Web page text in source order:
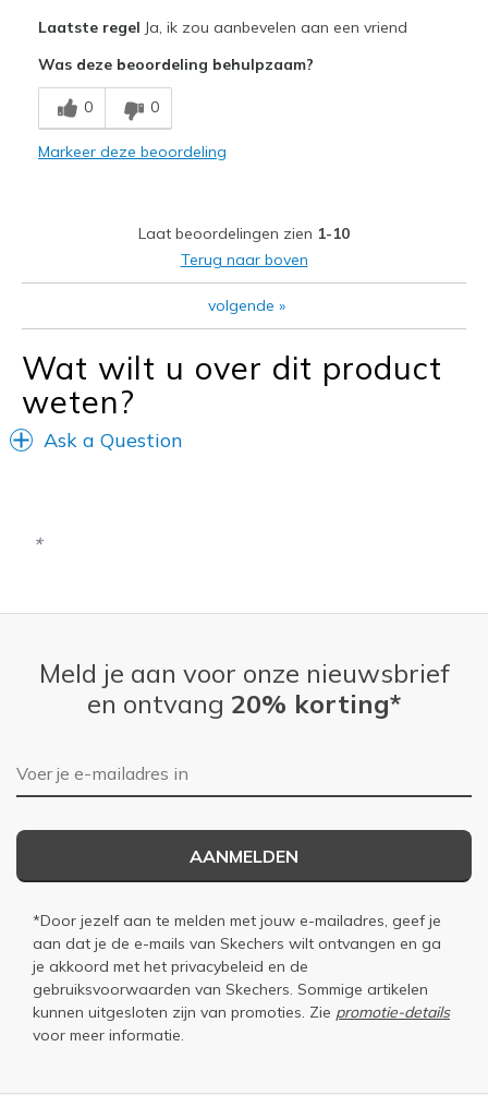
Exactly like my first pair, so I bought another!
Beste toepassingen
Casual Wear
Feels true to width
Sizing
Feels true to size
Shoes are for Wearing
Laatste regel Ja, ik zou aanbevelen aan een vriend
Was deze beoordeling behulpzaam?
0 0
Markeer deze beoordeling
Laat beoordelingen zien 1-10
Terug naar boven
volgende »
Wat wilt u over dit product
weten?
Ask a Question
Meld je aan voor onze nieuwsbrief
en ontvang 20% korting*
E-mailadres
AANMELDEN
*Door jezelf aan te melden met jouw e-mailadres, geef je
aan dat je de e-mails van Skechers wilt ontvangen en ga
je akkoord met het privacybeleid en de
gebruiksvoorwaarden van Skechers. Sommige artikelen
kunnen uitgesloten zijn van promoties. Zie promotie-details
voor meer informatie.